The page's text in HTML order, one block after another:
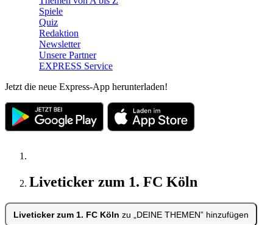
Spiele
Quiz
Redaktion
Newsletter
Unsere Partner
EXPRESS Service
Jetzt die neue Express-App herunterladen!
Liveticker zum 1. FC Köln
Liveticker zum 1. FC Köln zu „DEINE THEMEN” hinzufügen